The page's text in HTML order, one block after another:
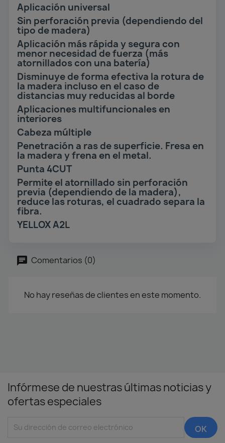
Aplicación universal
Sin perforación previa (dependiendo del
tipo de madera)
Aplicación más rápida y segura con
menor necesidad de fuerza (más
atornillados con una batería)
Disminuye de forma efectiva la rotura de
la madera incluso en el caso de
distancias muy reducidas al borde
Aplicaciones multifuncionales en
interiores
Cabeza múltiple
Penetración a ras de superficie. Fresa en
la madera y frena en el metal.
Punta 4CUT
Permite el atornillado sin perforación
previa (dependiendo de la madera),
reduce las roturas, el cuadrado separa la
fibra.
YELLOX A2L
Comentarios (0)
No hay reseñas de clientes en este momento.
Infórmese de nuestras últimas noticias y
ofertas especiales